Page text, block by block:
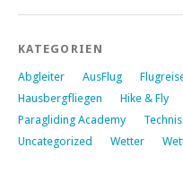
KATEGORIEN
Abgleiter AusFlug
Hausbergfliegen
Hike & Fly
Paragliding Academy
Uncategorized
Wetter